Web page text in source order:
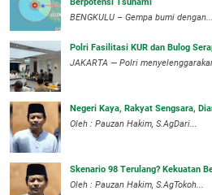
Berpotensi Tsunami
BENGKULU – Gempa bumi dengan...
Polri Fasilitasi KUR dan Bulog
JAKARTA — Polri
Negeri Kaya, Rakyat Sengsara,
Oleh : Pauzan Hakim, S.AgDari...
Skenario 98 Terulang? Kekuatan
Oleh : Pauzan Hakim, S.AgTokoh...